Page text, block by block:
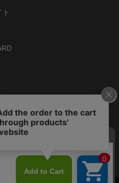
ズド・セレクトショップ